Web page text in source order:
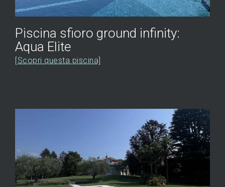
Piscina sfioro ground infinity:
Aqua Elite
[Scopri questa piscina]